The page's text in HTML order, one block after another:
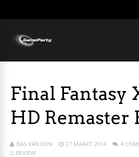
Final Fantasy
HD Remaster
BAS VAN DUN 27 MAART 2014 4
3, REVIEW